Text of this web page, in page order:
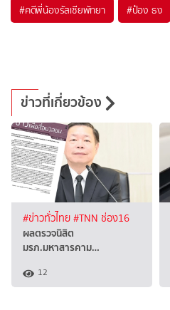
#คดีพี่น้องรัสเซียพัทยา #ป๋อง ธง
ข่าวที่เกี่ยวข้อง
#ข่าวทั่วไทย#TNN ช่อง16
ผลตรวจนิสิต
มรภ.มหาสารคาม…
12